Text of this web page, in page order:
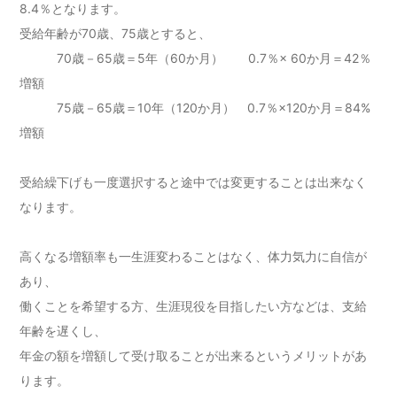
8.4％となります。
受給年齢が70歳、75歳とすると、
70歳－65歳＝5年（60か月） 0.7％× 60か月＝42％
増額
75歳－65歳＝10年（120か月） 0.7％×120か月＝84%
増額
受給繰下げも一度選択すると途中では変更することは出来なく
なります。
高くなる増額率も一生涯変わることはなく、体力気力に自信が
あり、
働くことを希望する方、生涯現役を目指したい方などは、支給
年齢を遅くし、
年金の額を増額して受け取ることが出来るというメリットがあ
ります。